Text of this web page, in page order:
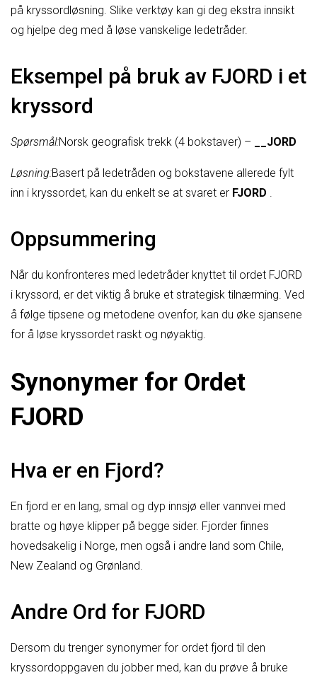
på kryssordløsning. Slike verktøy kan gi deg ekstra innsikt
og hjelpe deg med å løse vanskelige ledetråder.
Eksempel på bruk av FJORD i et
kryssord
Spørsmål:Norsk geografisk trekk (4 bokstaver) – __JORD
Løsning:Basert på ledetråden og bokstavene allerede fylt
inn i kryssordet, kan du enkelt se at svaret er FJORD .
Oppsummering
Når du konfronteres med ledetråder knyttet til ordet FJORD
i kryssord, er det viktig å bruke et strategisk tilnærming. Ved
å følge tipsene og metodene ovenfor, kan du øke sjansene
for å løse kryssordet raskt og nøyaktig.
Synonymer for Ordet
FJORD
Hva er en Fjord?
En fjord er en lang, smal og dyp innsjø eller vannvei med
bratte og høye klipper på begge sider. Fjorder finnes
hovedsakelig i Norge, men også i andre land som Chile,
New Zealand og Grønland.
Andre Ord for FJORD
Dersom du trenger synonymer for ordet fjord til den
kryssordoppgaven du jobber med, kan du prøve å bruke